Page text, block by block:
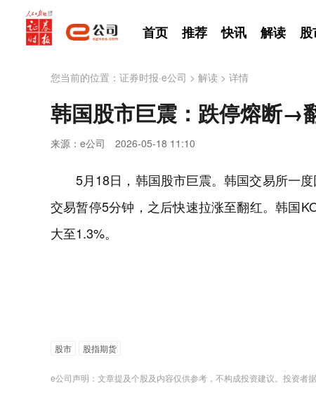
首页 推荐 快讯 解读
您当前的位置： 证券时报·e公司 > 解读 > 详情
韩国股市巨震：跌停熔断→
来源：e公司 2026-05-18 11:10
5月18日，韩国股市巨震。韩国交易所一
交易暂停5分钟，之后快速拉涨至翻红。韩国
大至1.3%。
股市 股指期货
e公司声明：文章提及个股及内容仅供参考，不构成投资建议。投资者据